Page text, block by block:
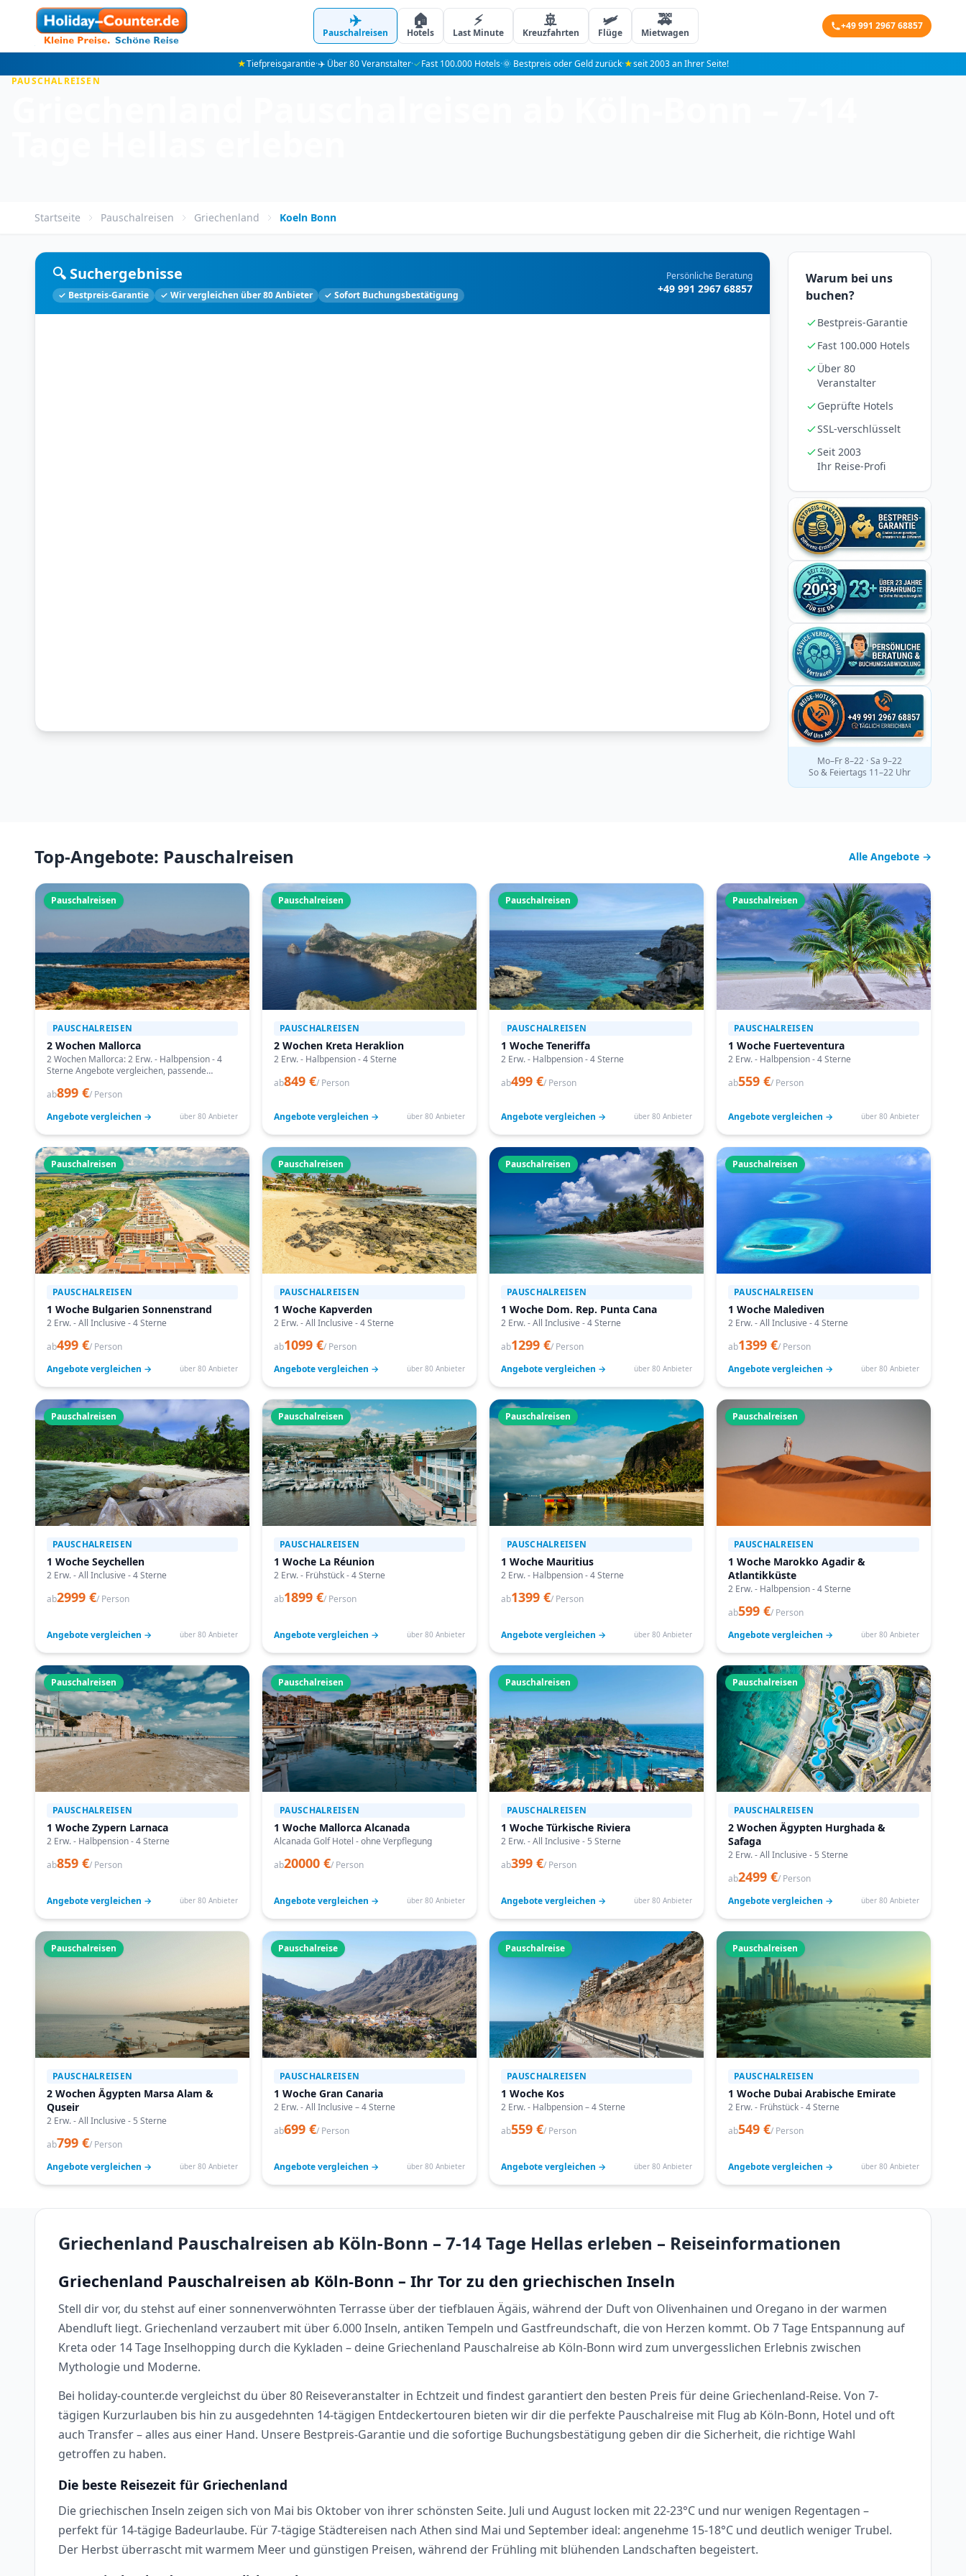
✈️
Pauschalreisen
🏠
Hotels
⚡
Last Minute
🚢
Kreuzfahrten
🛩️
Flüge
🚕
Mietwagen
+49 991 2967 68857
★Tiefpreisgarantie·✈️ Über 80 Veranstalter·✓Fast 100.000 Hotels·🌞 Bestpreis oder Geld zurück·★seit 2003 an Ihrer Seite!
PAUSCHALREISEN
Startseite Pauschalreisen Griechenland Koeln Bonn
🔍 Suchergebnisse
✓ Bestpreis-Garantie ✓ Wir vergleichen über 80 Anbieter ✓ Sofort Buchungsbestätigung
Persönliche Beratung
+49 991 2967 68857
Warum bei uns
buchen?
Bestpreis-Garantie
Fast 100.000 Hotels
Über 80
Veranstalter
Geprüfte Hotels
SSL-verschlüsselt
Seit 2003
Ihr Reise-Profi
Mo–Fr 8–22 · Sa 9–22
So & Feiertags 11–22 Uhr
Top-Angebote: Pauschalreisen Alle Angebote →
Pauschalreisen
PAUSCHALREISEN
2 Wochen Mallorca
2 Wochen Mallorca: 2 Erw. - Halbpension - 4
Sterne Angebote vergleichen, passende
buchen.
ab899 €/ Person
Angebote vergleichen →
über 80 Anbieter
Pauschalreisen
PAUSCHALREISEN
2 Wochen Kreta Heraklion
2 Erw. - Halbpension - 4 Sterne
ab849 €/ Person
Angebote vergleichen → über 80 Anbieter
Pauschalreisen
PAUSCHALREISEN
1 Woche Teneriffa
2 Erw. - Halbpension - 4 Sterne
ab499 €/ Person
Angebote vergleichen → über 80 Anbieter
Pauschalreisen
PAUSCHALREISEN
1 Woche Fuerteventura
2 Erw. - Halbpension - 4 Sterne
ab559 €/ Person
Angebote vergleichen → über 80 Anbieter
Pauschalreisen
PAUSCHALREISEN
1 Woche Bulgarien Sonnenstrand
2 Erw. - All Inclusive - 4 Sterne
ab499 €/ Person
Angebote vergleichen →
über 80 Anbieter
Pauschalreisen
PAUSCHALREISEN
1 Woche Kapverden
2 Erw. - All Inclusive - 4 Sterne
ab1099 €/ Person
Angebote vergleichen →
über 80 Anbieter
Pauschalreisen
PAUSCHALREISEN
1 Woche Dom. Rep. Punta Cana
2 Erw. - All Inclusive - 4 Sterne
ab1299 €/ Person
Angebote vergleichen →
über 80 Anbieter
Pauschalreisen
PAUSCHALREISEN
1 Woche Malediven
2 Erw. - All Inclusive - 4 Sterne
ab1399 €/ Person
Angebote vergleichen →
über 80 Anbieter
Pauschalreisen
PAUSCHALREISEN
1 Woche Seychellen
2 Erw. - All Inclusive - 4 Sterne
ab2999 €/ Person
Angebote vergleichen → über 80 Anbieter
Pauschalreisen
PAUSCHALREISEN
1 Woche La Réunion
2 Erw. - Frühstück - 4 Sterne
ab1899 €/ Person
Angebote vergleichen → über 80 Anbieter
Pauschalreisen
PAUSCHALREISEN
1 Woche Mauritius
2 Erw. - Halbpension - 4 Sterne
ab1399 €/ Person
Angebote vergleichen → über 80 Anbieter
Pauschalreisen
PAUSCHALREISEN
1 Woche Marokko Agadir &
Atlantikküste
2 Erw. - Halbpension - 4 Sterne
ab599 €/ Person
Angebote vergleichen →
über 80 Anbieter
Pauschalreisen
PAUSCHALREISEN
1 Woche Zypern Larnaca
2 Erw. - Halbpension - 4 Sterne
ab859 €/ Person
Angebote vergleichen → über 80 Anbieter
Pauschalreisen
PAUSCHALREISEN
1 Woche Mallorca Alcanada
Alcanada Golf Hotel - ohne Verpflegung
ab20000 €/ Person
Angebote vergleichen → über 80 Anbieter
Pauschalreisen
PAUSCHALREISEN
1 Woche Türkische Riviera
2 Erw. - All Inclusive - 5 Sterne
ab399 €/ Person
Angebote vergleichen → über 80 Anbieter
Pauschalreisen
PAUSCHALREISEN
2 Wochen Ägypten Hurghada &
Safaga
2 Erw. - All Inclusive - 5 Sterne
ab2499 €/ Person
Angebote vergleichen →
über 80 Anbieter
Pauschalreisen
PAUSCHALREISEN
2 Wochen Ägypten Marsa Alam &
Quseir
2 Erw. - All Inclusive - 5 Sterne
ab799 €/ Person
Angebote vergleichen →
über 80 Anbieter
Pauschalreise
PAUSCHALREISEN
1 Woche Gran Canaria
2 Erw. - All Inclusive – 4 Sterne
ab699 €/ Person
Angebote vergleichen → über 80 Anbieter
Pauschalreise
PAUSCHALREISEN
1 Woche Kos
2 Erw. - Halbpension – 4 Sterne
ab559 €/ Person
Angebote vergleichen → über 80 Anbieter
Pauschalreisen
PAUSCHALREISEN
1 Woche Dubai Arabische Emirate
2 Erw. - Frühstück - 4 Sterne
ab549 €/ Person
Angebote vergleichen → über 80 Anbieter
Griechenland Pauschalreisen ab Köln-Bonn – 7-14 Tage Hellas erleben – Reiseinformationen
Griechenland Pauschalreisen ab Köln-Bonn – Ihr Tor zu den griechischen Inseln
Stell dir vor, du stehst auf einer sonnenverwöhnten Terrasse über der tiefblauen Ägäis, während der Duft von Olivenhainen und Oregano in der warmen
Abendluft liegt. Griechenland verzaubert mit über 6.000 Inseln, antiken Tempeln und Gastfreundschaft, die von Herzen kommt. Ob 7 Tage Entspannung auf
Kreta oder 14 Tage Inselhopping durch die Kykladen – deine Griechenland Pauschalreise ab Köln-Bonn wird zum unvergesslichen Erlebnis zwischen
Mythologie und Moderne.
Bei holiday-counter.de vergleichst du über 80 Reiseveranstalter in Echtzeit und findest garantiert den besten Preis für deine Griechenland-Reise. Von 7-
tägigen Kurzurlauben bis hin zu ausgedehnten 14-tägigen Entdeckertouren bieten wir dir die perfekte Pauschalreise mit Flug ab Köln-Bonn, Hotel und oft
auch Transfer – alles aus einer Hand. Unsere Bestpreis-Garantie und die sofortige Buchungsbestätigung geben dir die Sicherheit, die richtige Wahl
getroffen zu haben.
Die beste Reisezeit für Griechenland
Die griechischen Inseln zeigen sich von Mai bis Oktober von ihrer schönsten Seite. Juli und August locken mit 22-23°C und nur wenigen Regentagen –
perfekt für 14-tägige Badeurlaube. Für 7-tägige Städtereisen nach Athen sind Mai und September ideal: angenehme 15-18°C und deutlich weniger Trubel.
Der Herbst überrascht mit warmem Meer und günstigen Preisen, während der Frühling mit blühenden Landschaften begeistert.